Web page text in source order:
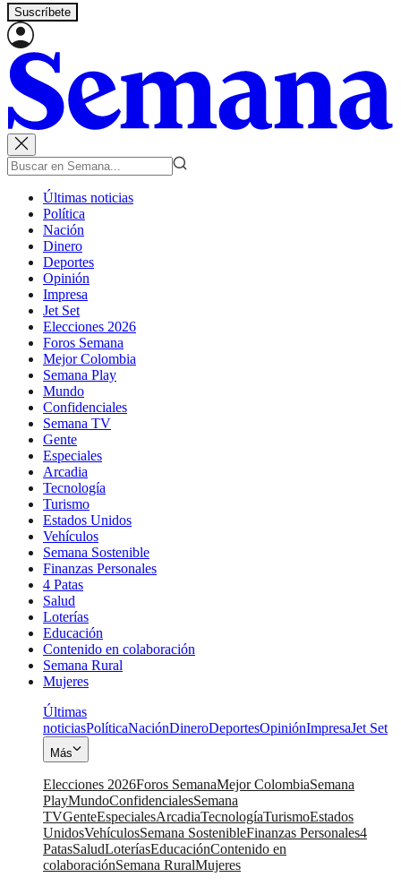
Suscríbete
Últimas noticias
Política
Nación
Dinero
Deportes
Opinión
Impresa
Jet Set
Elecciones 2026
Foros Semana
Mejor Colombia
Semana Play
Mundo
Confidenciales
Semana TV
Gente
Especiales
Arcadia
Tecnología
Turismo
Estados Unidos
Vehículos
Semana Sostenible
Finanzas Personales
4 Patas
Salud
Loterías
Educación
Contenido en colaboración
Semana Rural
Mujeres
Últimas
noticiasPolíticaNaciónDineroDeportesOpiniónImpresaJet Set
Más
Elecciones 2026Foros SemanaMejor ColombiaSemana
PlayMundoConfidencialesSemana
TVGenteEspecialesArcadiaTecnologíaTurismoEstados
UnidosVehículosSemana SostenibleFinanzas Personales4
PatasSaludLoteríasEducaciónContenido en
colaboraciónSemana RuralMujeres